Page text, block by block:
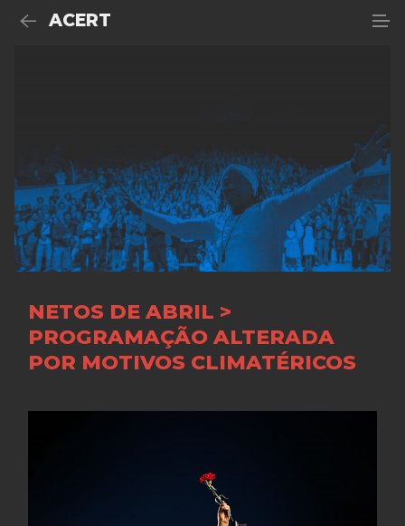
ACERT
NETOS DE ABRIL >
PROGRAMAÇÃO ALTERADA
POR MOTIVOS CLIMATÉRICOS